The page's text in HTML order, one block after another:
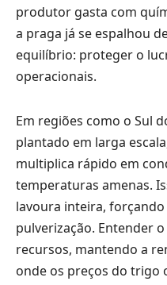
produtor gasta com
a praga já se espalhou
equilíbrio: proteger o
operacionais.
Em regiões como o Sul
plantado em larga
multiplica rápido em
temperaturas amenas.
lavoura inteira,
pulverização. Entender
recursos, mantendo a
onde os preços do trigo